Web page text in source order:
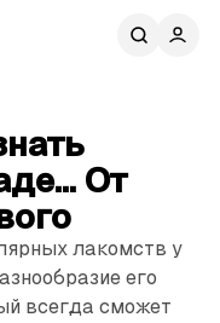
От
лакомств у
его
всегда сможет